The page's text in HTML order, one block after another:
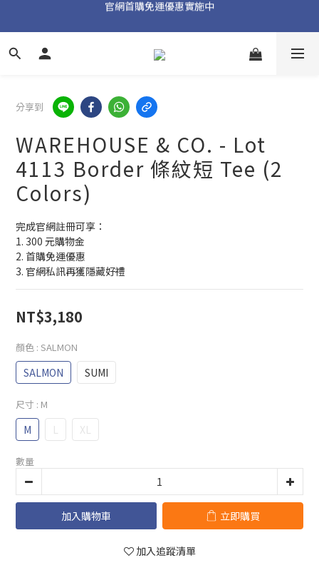
加入官方 LINE 獲取隱藏好禮
加入官方 LINE 獲取隱藏好禮
分享到
WAREHOUSE & CO. - Lot
4113 Border 條紋短 Tee (2
Colors)
完成官網註冊可享：
1. 300 元購物金
2. 首購免運優惠
3. 官網私訊再獲隱藏好禮
NT$3,180
顏色 : SALMON
SALMON SUMI
尺寸 : M
M L XL
數量
加入購物車 立即購買
加入追蹤清單